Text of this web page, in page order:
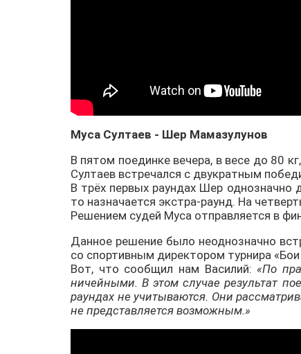
Муса Султаев - Шер Мамазулунов
В пятом поединке вечера, в весе до 80
Султаев встречался с двукратным
В трёх первых раундах Шер однозначно
то назначается экстра-раунд. На
Решением судей Муса отправляется в
Данное решение было неоднозначно
со спортивным директором турнира
Вот, что сообщил нам Василий:«По
ничейными. В этом случае результат
раундах не учитываются. Они
не представляется возможным.»